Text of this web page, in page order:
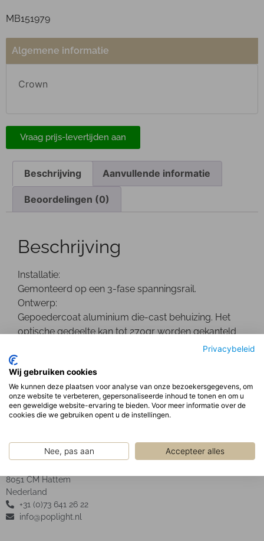
Privacybeleid
Wij gebruiken cookies
We kunnen deze plaatsen voor analyse van onze bezoekersgegevens, om
onze website te verbeteren, gepersonaliseerde inhoud te tonen en om u
een geweldige website-ervaring te bieden. Voor meer informatie over de
cookies die we gebruiken opent u de instellingen.
Nee, pas aan Accepteer alles
MB151979
Algemene informatie
Crown
Vraag prijs-levertijden aan
Beschrijving Aanvullende informatie
Beoordelingen (0)
Beschrijving
Installatie:
Gemonteerd op een 3-fase spanningsrail.
Ontwerp:
Gepoedercoat aluminium die-cast behuizing. Het
optische gedeelte kan tot 270gr worden gekanteld
en is 355gr draaibaar. De driver bevindt zich in een 3
8051 CM Hattem
Nederland
+31 (0)73 641 26 22
info@poplight.nl